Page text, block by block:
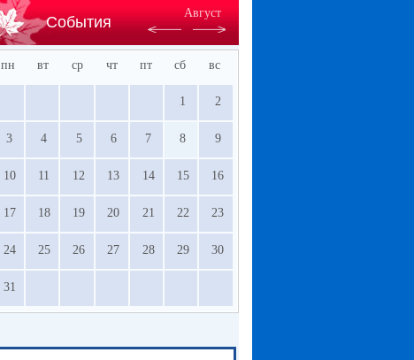
События
Август
пн вт ср чт пт сб вс
1 2
3 4 5 6 7 8 9
10 11 12 13 14 15 16
17 18 19 20 21 22 23
24 25 26 27 28 29 30
31